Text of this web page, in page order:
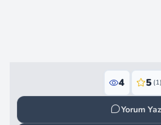
4 5 (1)
Yorum Yaz